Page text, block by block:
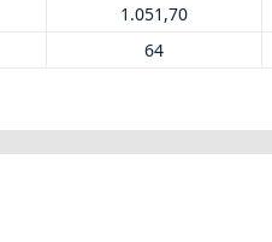
1.051,70
64